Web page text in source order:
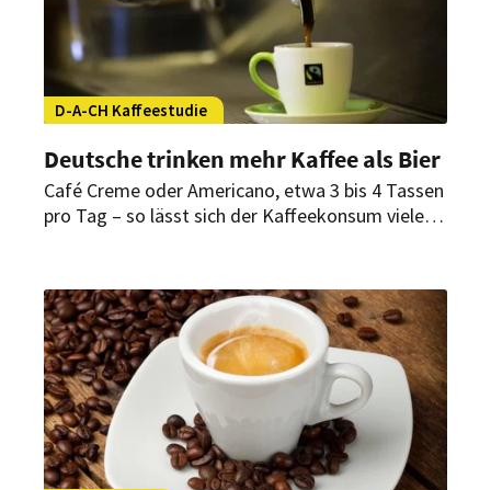
D-A-CH Kaffeestudie
Deutsche trinken mehr Kaffee als Bier
Café Creme oder Americano, etwa 3 bis 4 Tassen
pro Tag – so lässt sich der Kaffeekonsum vieler
jetzt untersucht.